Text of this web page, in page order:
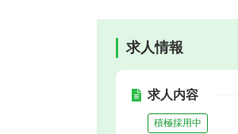
求人情報
求人内容
積極採用中